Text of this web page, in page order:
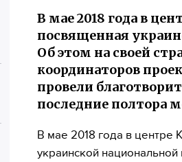
В мае 2018 года в
посвященная
Об этом на своей
координаторов
провели
последние полтора
В мае 2018 года в центре
украинской